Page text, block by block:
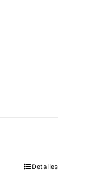
Detalles